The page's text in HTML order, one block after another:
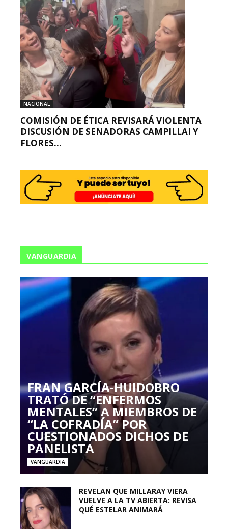
NACIONAL
COMISIÓN DE ÉTICA REVISARÁ VIOLENTA
DISCUSIÓN DE SENADORAS CAMPILLAI Y
FLORES...
VANGUARDIA
FRAN GARCÍA-HUIDOBRO
TRATÓ DE “ENFERMOS
MENTALES” A MIEMBROS DE
“LA COFRADÍA” POR
CUESTIONADOS DICHOS DE
PANELISTA
VANGUARDIA
REVELAN QUE MILLARAY VIERA
VUELVE A LA TV ABIERTA: REVISA
QUÉ ESTELAR ANIMARÁ